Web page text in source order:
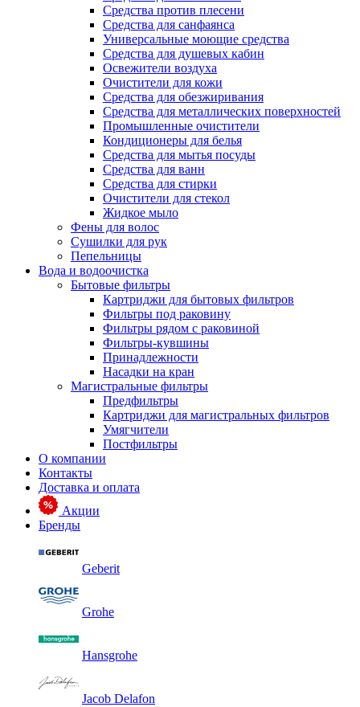
Средства против плесени
Средства для санфаянса
Универсальные моющие средства
Средства для душевых кабин
Освежители воздуха
Очистители для кожи
Средства для обезжиривания
Средства для металлических поверхностей
Промышленные очистители
Кондиционеры для белья
Средства для мытья посуды
Средства для ванн
Средства для стирки
Очистители для стекол
Жидкое мыло
Фены для волос
Сушилки для рук
Пепельницы
Вода и водоочистка
Бытовые фильтры
Картриджи для бытовых фильтров
Фильтры под раковину
Фильтры рядом с раковиной
Фильтры-кувшины
Принадлежности
Насадки на кран
Магистральные фильтры
Предфильтры
Картриджи для магистральных фильтров
Умягчители
Постфильтры
О компании
Контакты
Доставка и оплата
Акции
Бренды
Geberit
Grohe
Hansgrohe
Jacob Delafon